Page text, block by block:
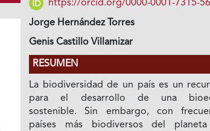
https://orcid.org/0000-0001-7315-
Jorge Hernández Torres
Genis Castillo Villamizar
RESUMEN
La biodiversidad de un país es un
para el desarrollo de una
sostenible. Sin embargo, con
países más biodiversos del planeta